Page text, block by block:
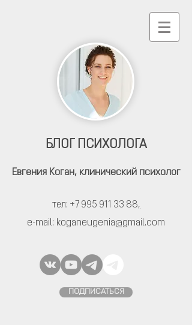
БЛОГ ПСИХОЛОГА
тел: +7 995 911 33 88,
e-mail: koganeugenia@gmail.com
ПОДПИСАТЬСЯ
Евгения Коган, клинический психолог